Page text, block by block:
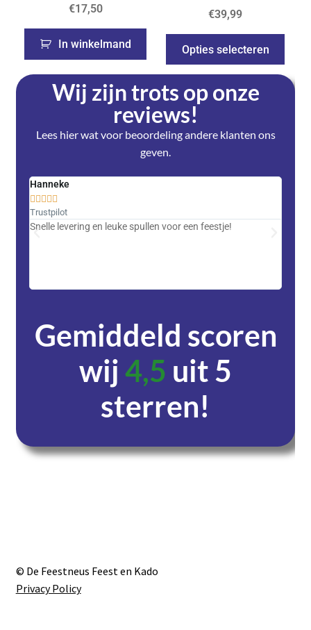
€17,50
In winkelmand
€39,99
Opties selecteren
Wij zijn trots op onze
reviews!
Lees hier wat voor beoordeling andere klanten ons
geven.
Hanneke
    
Trustpilot
Snelle levering en leuke spullen voor een feestje!
Gemiddeld scoren
wij4,5 uit 5
sterren!
© De Feestneus Feest en Kado
Privacy Policy